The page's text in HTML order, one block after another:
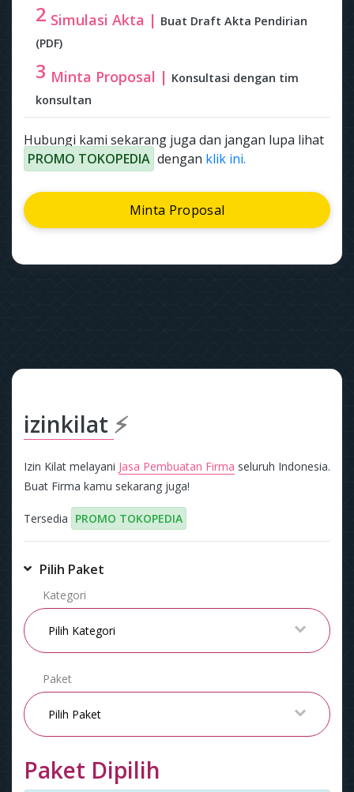
2 Simulasi Akta | Buat Draft Akta Pendirian
(PDF)
3 Minta Proposal | Konsultasi dengan tim
konsultan
Hubungi kami sekarang juga dan jangan lupa lihat
PROMO TOKOPEDIA dengan klik ini.
Minta Proposal
izinkilat ⚡
Izin Kilat melayani Jasa Pembuatan Firma seluruh Indonesia.
Buat Firma kamu sekarang juga!
Tersedia PROMO TOKOPEDIA
Pilih Paket
Kategori
Paket
Paket Dipilih